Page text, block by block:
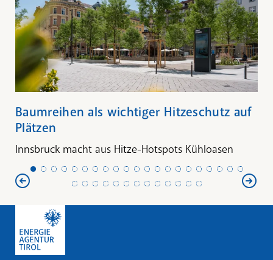
Baumreihen als wichtiger Hitzeschutz auf
Plätzen
Innsbruck macht aus Hitze-Hotspots Kühloasen